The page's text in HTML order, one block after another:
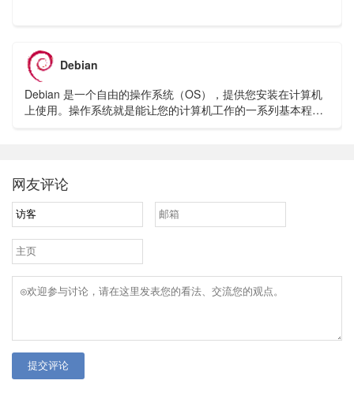
Debian
Debian 是一个自由的操作系统（OS），提供您安装在计算机
上使用。操作系统就是能让您的计算机工作的一系列基本程序
网友评论
提交评论